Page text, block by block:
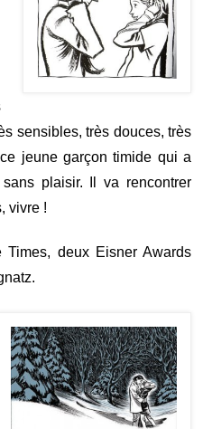
sensibles, très douces, très
jeune garçon timide qui a
plaisir. Il va rencontrer
vivre !
Times, deux Eisner Awards